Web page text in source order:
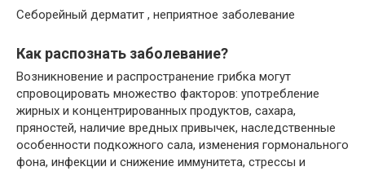
Себорейный дерматит , неприятное заболевание
Как распознать заболевание?
Возникновение и распространение грибка могут
спровоцировать множество факторов: употребление
жирных и концентрированных продуктов, сахара,
пряностей, наличие вредных привычек, наследственные
особенности подкожного сала, изменения гормонального
фона, инфекции и снижение иммунитета, стрессы и